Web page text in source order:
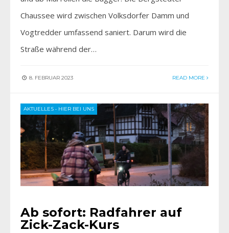
Chaussee wird zwischen Volksdorfer Damm und
Vogtredder umfassend saniert. Darum wird die
Straße während der…
8. FEBRUAR 2023 READ MORE
AKTUELLES • HIER BEI UNS
Ab sofort: Radfahrer auf
Zick-Zack-Kurs